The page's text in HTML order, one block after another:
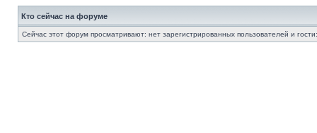
Кто сейчас на форуме
Сейчас этот форум просматривают: нет зарегистрированных пользователей и